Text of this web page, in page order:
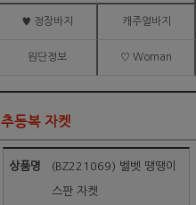
♥ 정장바지 캐주얼바지
원단정보 ♡ Woman
추동복 자켓
상품명 (BZ221069) 벨벳 땡땡이
스판 자켓